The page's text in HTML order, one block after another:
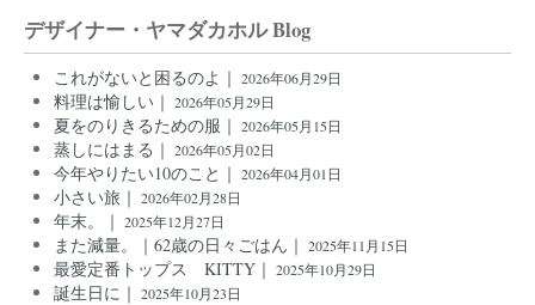
デザイナー・ヤマダカホル Blog
これがないと困るのよ｜ 2026年06月29日
料理は愉しい｜ 2026年05月29日
夏をのりきるための服｜ 2026年05月15日
蒸しにはまる｜ 2026年05月02日
今年やりたい10のこと｜ 2026年04月01日
小さい旅｜ 2026年02月28日
年末。｜ 2025年12月27日
また減量。｜62歳の日々ごはん｜ 2025年11月15日
最愛定番トップス KITTY｜ 2025年10月29日
誕生日に｜ 2025年10月23日